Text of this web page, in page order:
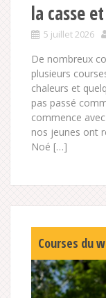
la casse
5 juillet 2026
De nombreux
plusieurs
chaleurs et
pas passé
commence
nos jeunes ont
Noé […]
Courses du